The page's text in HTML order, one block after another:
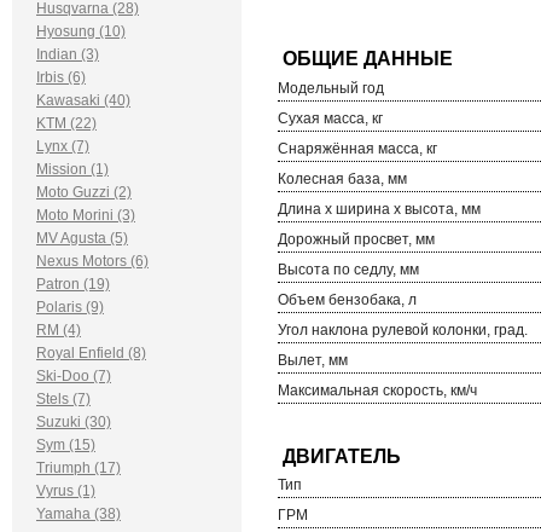
Husqvarna (28)
Hyosung (10)
Indian (3)
Irbis (6)
Kawasaki (40)
KTM (22)
Lynx (7)
Mission (1)
Moto Guzzi (2)
Moto Morini (3)
MV Agusta (5)
Nexus Motors (6)
Patron (19)
Polaris (9)
RM (4)
Royal Enfield (8)
Ski-Doo (7)
Stels (7)
Suzuki (30)
Sym (15)
Triumph (17)
Vyrus (1)
Yamaha (38)
Модельный год
Сухая масса, кг
Снаряжённая масса, кг
Колесная база, мм
Длина х ширина х высота, мм
Дорожный просвет, мм
Высота по седлу, мм
Объем бензобака, л
Угол наклона рулевой колонки, град.
Вылет, мм
Максимальная скорость, км/ч
Тип
ГРМ